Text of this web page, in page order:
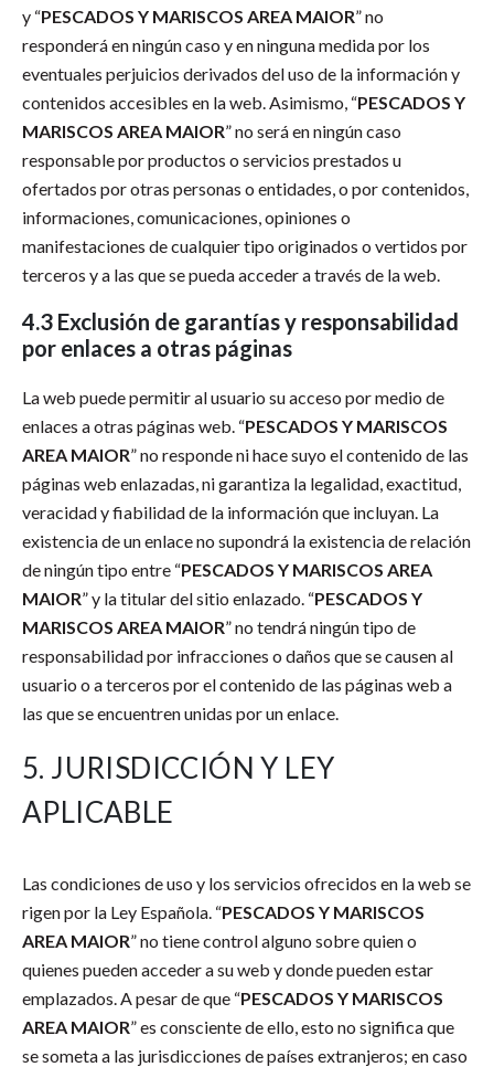
y “PESCADOS Y MARISCOS AREA MAIOR” no
responderá en ningún caso y en ninguna medida por los
eventuales perjuicios derivados del uso de la información y
contenidos accesibles en la web. Asimismo, “PESCADOS Y
MARISCOS AREA MAIOR” no será en ningún caso
responsable por productos o servicios prestados u
ofertados por otras personas o entidades, o por contenidos,
informaciones, comunicaciones, opiniones o
manifestaciones de cualquier tipo originados o vertidos por
terceros y a las que se pueda acceder a través de la web.
4.3 Exclusión de garantías y responsabilidad
por enlaces a otras páginas
La web puede permitir al usuario su acceso por medio de
enlaces a otras páginas web. “PESCADOS Y MARISCOS
AREA MAIOR” no responde ni hace suyo el contenido de las
páginas web enlazadas, ni garantiza la legalidad, exactitud,
veracidad y fiabilidad de la información que incluyan. La
existencia de un enlace no supondrá la existencia de relación
de ningún tipo entre “PESCADOS Y MARISCOS AREA
MAIOR” y la titular del sitio enlazado. “PESCADOS Y
MARISCOS AREA MAIOR” no tendrá ningún tipo de
responsabilidad por infracciones o daños que se causen al
usuario o a terceros por el contenido de las páginas web a
las que se encuentren unidas por un enlace.
5. JURISDICCIÓN Y LEY
APLICABLE
Las condiciones de uso y los servicios ofrecidos en la web se
rigen por la Ley Española. “PESCADOS Y MARISCOS
AREA MAIOR” no tiene control alguno sobre quien o
quienes pueden acceder a su web y donde pueden estar
emplazados. A pesar de que “PESCADOS Y MARISCOS
AREA MAIOR” es consciente de ello, esto no significa que
se someta a las jurisdicciones de países extranjeros; en caso